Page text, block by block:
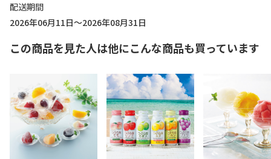
配送期間
2026年06月11日～2026年08月31日
この商品を見た人は他にこんな商品も買っています